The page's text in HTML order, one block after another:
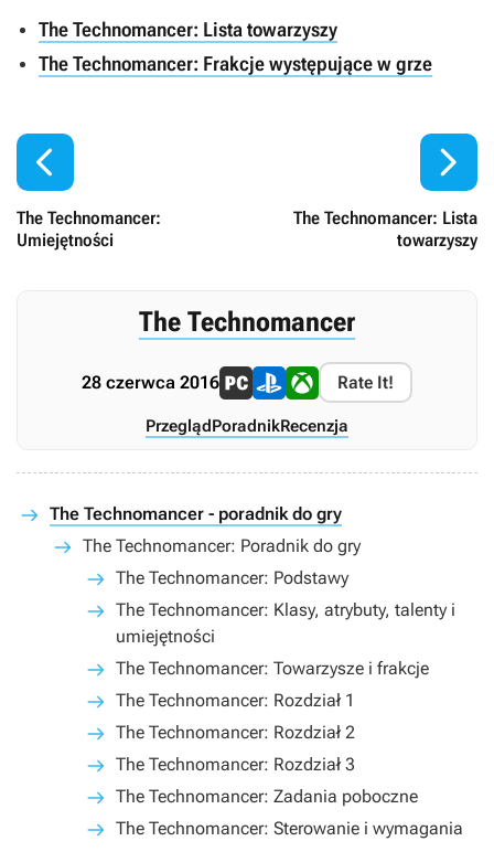
The Technomancer: Lista towarzyszy
The Technomancer: Frakcje występujące w grze

The Technomancer:
Umiejętności
The Technomancer: Lista
towarzyszy

The Technomancer
28 czerwca 2016 Rate It!
PrzeglądPoradnikRecenzja
The Technomancer - poradnik do gry
The Technomancer: Poradnik do gry
The Technomancer: Podstawy
The Technomancer: Klasy, atrybuty, talenty i
umiejętności
The Technomancer: Towarzysze i frakcje
The Technomancer: Rozdział 1
The Technomancer: Rozdział 2
The Technomancer: Rozdział 3
The Technomancer: Zadania poboczne
The Technomancer: Sterowanie i wymagania